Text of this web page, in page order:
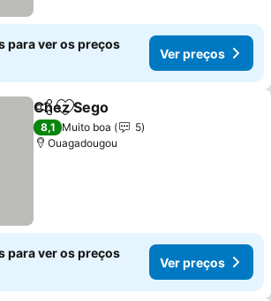
para ver os preços
Ver preços
PartilharAdicionar aos favoritos
Chez Sego
8,1 Muito boa
5
Ouagadougou
para ver os preços
Ver preços